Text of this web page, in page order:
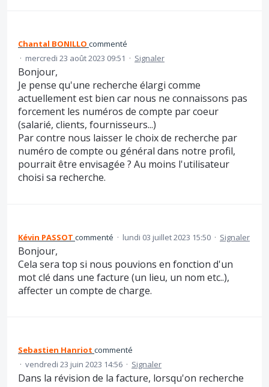
Chantal BONILLO commenté
· mercredi 23 août 2023 09:51 · Signaler
Bonjour,
Je pense qu'une recherche élargi comme
actuellement est bien car nous ne connaissons pas
forcement les numéros de compte par coeur
(salarié, clients, fournisseurs...)
Par contre nous laisser le choix de recherche par
numéro de compte ou général dans notre profil,
pourrait être envisagée ? Au moins l'utilisateur
choisi sa recherche.
Kévin PASSOT commenté · lundi 03 juillet 2023 15:50 · Signaler
Bonjour,
Cela sera top si nous pouvions en fonction d'un
mot clé dans une facture (un lieu, un nom etc..),
affecter un compte de charge.
Sebastien Hanriot commenté
· vendredi 23 juin 2023 14:56 · Signaler
Dans la révision de la facture, lorsqu'on recherche